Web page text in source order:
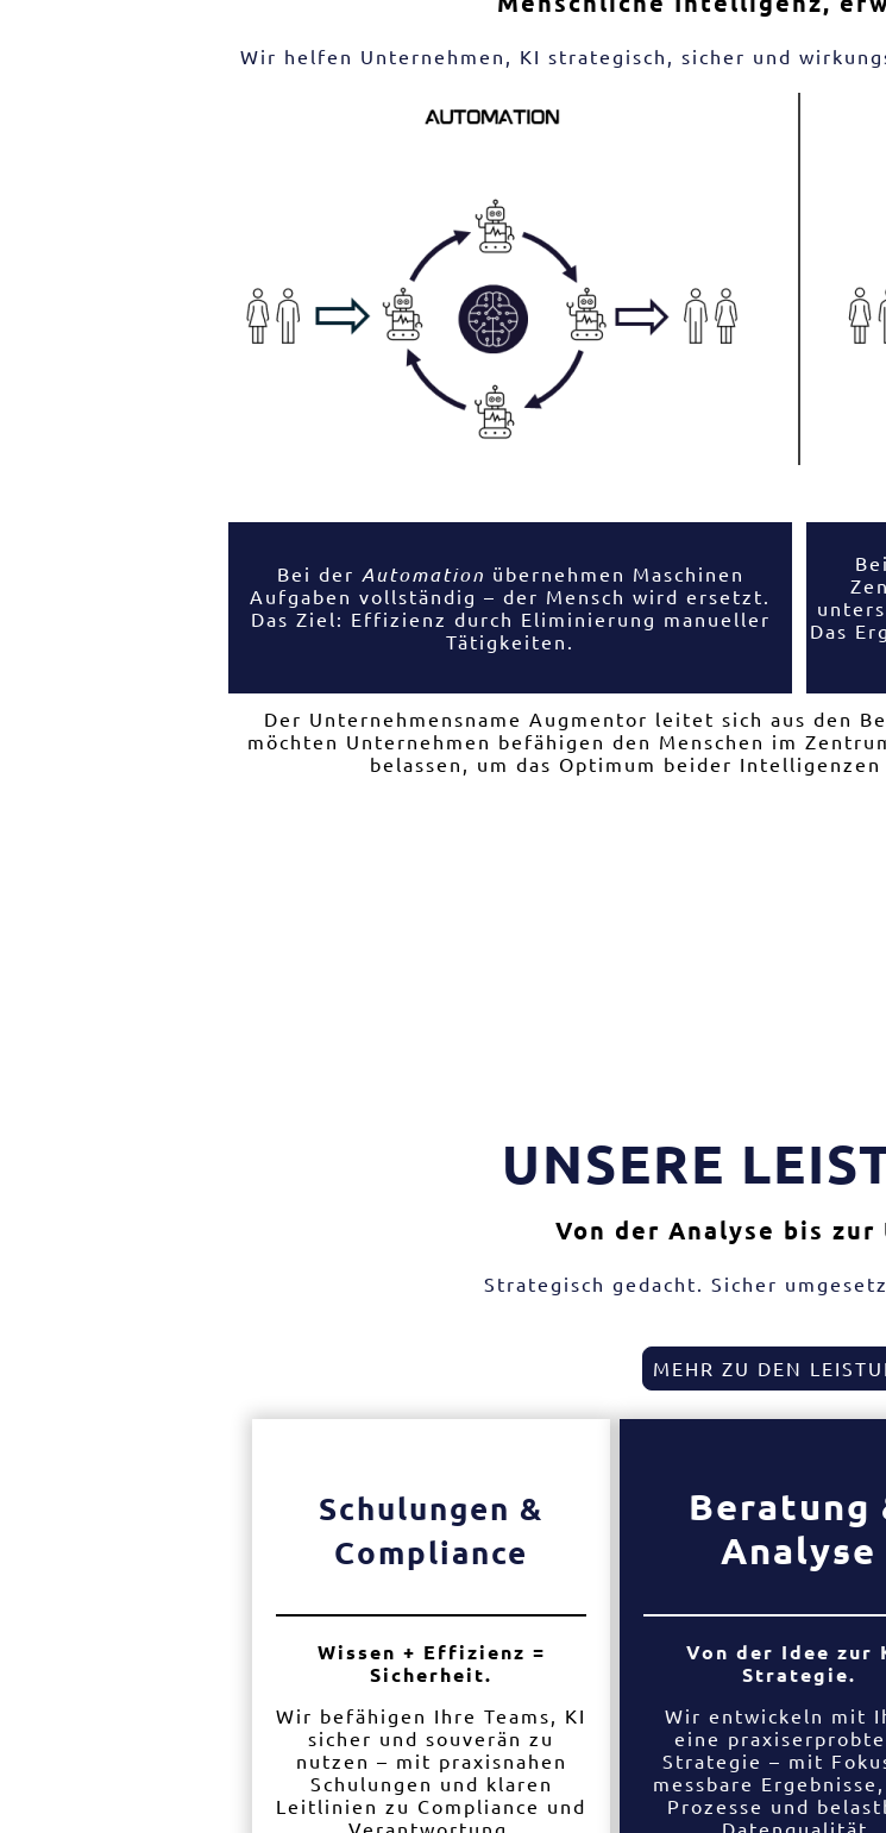
Wir helfen Unternehmen, KI strategisch, sicher und
Bei der Automation übernehmen Maschinen
Aufgaben vollständig – der Mensch wird ersetzt.
Das Ziel: Effizienz durch Eliminierung manueller
Tätigkeiten.
Das
Der Unternehmensname Augmentor leitet sich aus den
möchten Unternehmen befähigen den Menschen im
belassen, um das Optimum beider
UNSERE
Von der Analyse bis zur
Strategisch gedacht. Sicher
MEHR ZU DEN
Schulungen &
Compliance
Wissen + Effizienz =
Sicherheit.
Wir befähigen Ihre Teams, KI
sicher und souverän zu
nutzen – mit praxisnahen
Schulungen und klaren
Leitlinien zu Compliance und
Verantwortung.
Beratung
Analyse
Von der Idee zur
Strategie.
Wir entwickeln mit
eine
Strategie – mit
messbare
Prozesse und
Datenqualität.